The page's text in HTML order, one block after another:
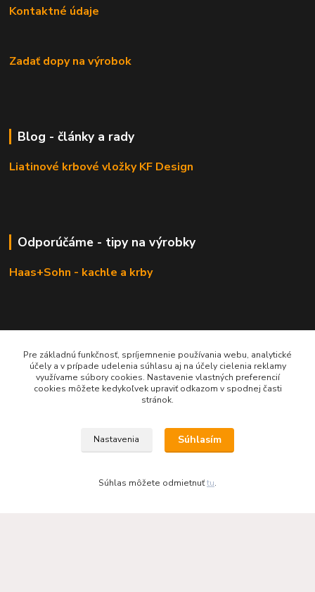
Kontaktné údaje
Zadať dopy na výrobok
Blog - články a rady
Liatinové krbové vložky KF Design
Odporúčáme - tipy na výrobky
Haas+Sohn - kachle a krby
0949 476 255
Pre základnú funkčnosť, spríjemnenie používania webu, analytické
účely a v prípade udelenia súhlasu aj na účely cielenia reklamy
využívame súbory cookies. Nastavenie vlastných preferencií
cookies môžete kedykoľvek upraviť odkazom v spodnej časti
stránok.
Nastavenia Súhlasím
Súhlas môžete odmietnuťtu.